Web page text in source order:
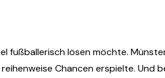
fußballerisch lösen möchte.
Chancen erspielte. Und